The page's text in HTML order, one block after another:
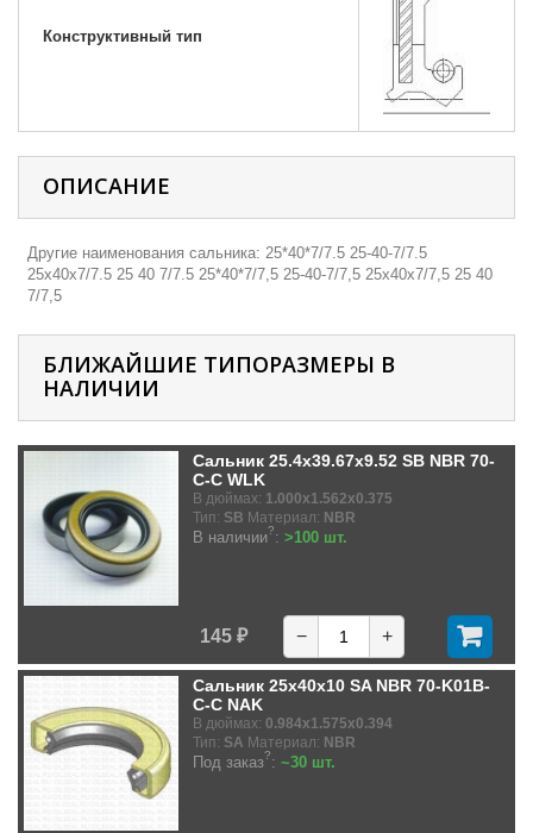
Конструктивный тип
ОПИСАНИЕ
Другие наименования сальника: 25*40*7/7.5 25-40-7/7.5
25х40х7/7.5 25 40 7/7.5 25*40*7/7,5 25-40-7/7,5 25х40х7/7,5 25 40
7/7,5
БЛИЖАЙШИЕ ТИПОРАЗМЕРЫ В
НАЛИЧИИ
Сальник 25.4x39.67x9.52 SB NBR 70-
C-C WLK
В дюймах: 1.000x1.562x0.375
Тип: SB Материал: NBR
В наличии?: >100 шт.
145 ₽ − +
Сальник 25x40x10 SA NBR 70-K01B-
C-C NAK
В дюймах: 0.984x1.575x0.394
Тип: SA Материал: NBR
Под заказ?: ~30 шт.